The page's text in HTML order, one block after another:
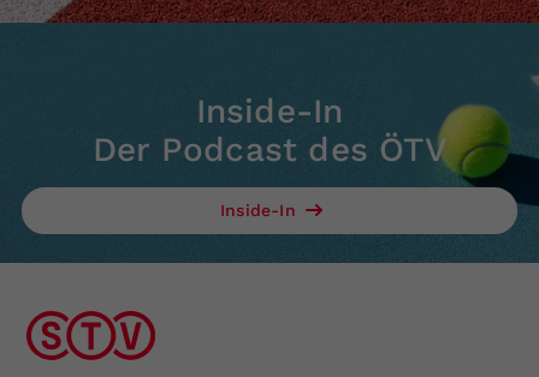
Inside-In
Der Podcast des ÖTV
Inside-In